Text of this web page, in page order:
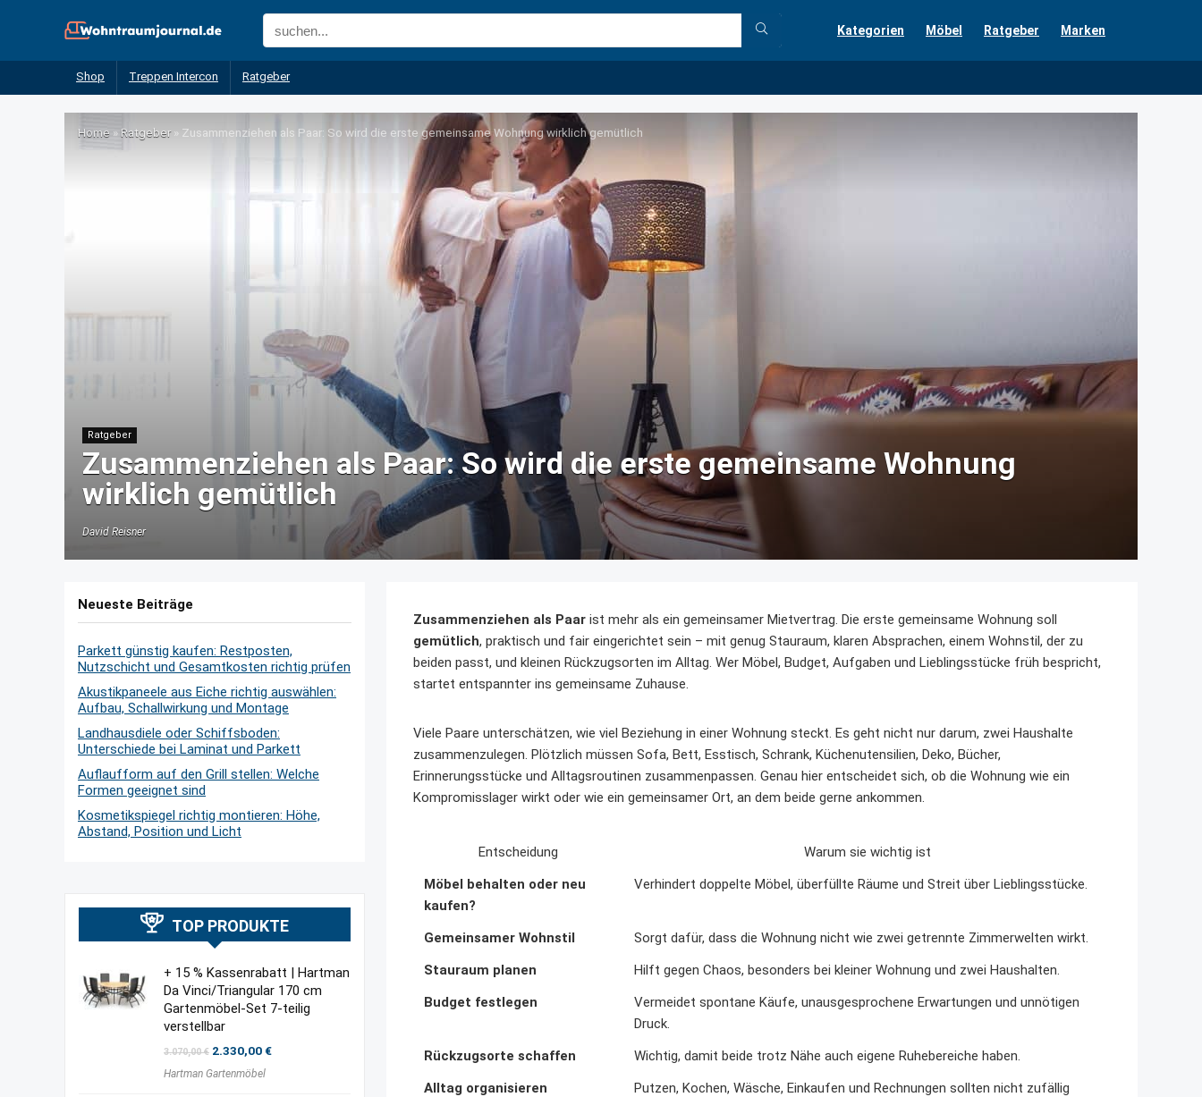
Kategorien Möbel Ratgeber Marken
Shop Treppen Intercon Ratgeber
Home » Ratgeber» Zusammenziehen als Paar: So wird die erste gemeinsame Wohnung wirklich gemütlich
Ratgeber
Zusammenziehen als Paar: So wird die erste gemeinsame Wohnung
wirklich gemütlich
David Reisner
Zusammenziehen als Paar ist mehr als ein gemeinsamer Mietvertrag. Die erste gemeinsame Wohnung soll
gemütlich, praktisch und fair eingerichtet sein – mit genug Stauraum, klaren Absprachen, einem Wohnstil, der zu
beiden passt, und kleinen Rückzugsorten im Alltag. Wer Möbel, Budget, Aufgaben und Lieblingsstücke früh bespricht,
startet entspannter ins gemeinsame Zuhause.
Viele Paare unterschätzen, wie viel Beziehung in einer Wohnung steckt. Es geht nicht nur darum, zwei Haushalte
zusammenzulegen. Plötzlich müssen Sofa, Bett, Esstisch, Schrank, Küchenutensilien, Deko, Bücher,
Erinnerungsstücke und Alltagsroutinen zusammenpassen. Genau hier entscheidet sich, ob die Wohnung wie ein
Kompromisslager wirkt oder wie ein gemeinsamer Ort, an dem beide gerne ankommen.
Entscheidung
Warum sie wichtig ist
Möbel behalten oder neu
kaufen?
Verhindert doppelte Möbel, überfüllte Räume und Streit über Lieblingsstücke.
Gemeinsamer Wohnstil
Sorgt dafür, dass die Wohnung nicht wie zwei getrennte Zimmerwelten wirkt.
Stauraum planen
Hilft gegen Chaos, besonders bei kleiner Wohnung und zwei Haushalten.
Budget festlegen
Vermeidet spontane Käufe, unausgesprochene Erwartungen und unnötigen
Druck.
Rückzugsorte schaffen
Wichtig, damit beide trotz Nähe auch eigene Ruhebereiche haben.
Alltag organisieren
Putzen, Kochen, Wäsche, Einkaufen und Rechnungen sollten nicht zufällig
Neueste Beiträge
Parkett günstig kaufen: Restposten,
Nutzschicht und Gesamtkosten richtig prüfen
Akustikpaneele aus Eiche richtig auswählen:
Aufbau, Schallwirkung und Montage
Landhausdiele oder Schiffsboden:
Unterschiede bei Laminat und Parkett
Auflaufform auf den Grill stellen: Welche
Formen geeignet sind
Kosmetikspiegel richtig montieren: Höhe,
Abstand, Position und Licht
TOP PRODUKTE
+ 15 % Kassenrabatt | Hartman
Da Vinci/Triangular 170 cm
Gartenmöbel-Set 7-teilig
verstellbar
3.070,00€ Ursprünglicher
war:
2.330,00€Aktueller
Hartman Gartenmöbel